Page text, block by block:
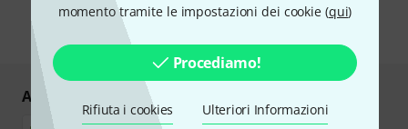
momento tramite le impostazioni dei cookie (qui)
Procediamo!
Rifiuta i cookies Ulteriori Informazioni
Ti piace ciò che vedi?
Acquisti e pagamenti sicuri